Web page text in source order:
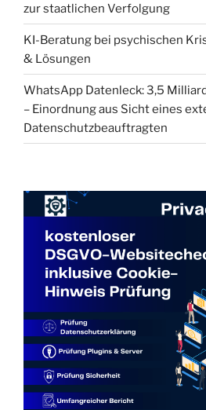
zur staatlichen Verfolgung
KI-Beratung bei psychischen
& Lösungen
WhatsApp Datenleck: 3,5
– Einordnung aus Sicht eines
Datenschutzbeauftragten